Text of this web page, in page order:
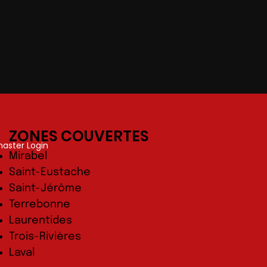
Login
ZONES COUVERTES
Mirabel
Saint-Eustache
Saint-Jérôme
Terrebonne
Laurentides
Trois-Rivières
Laval